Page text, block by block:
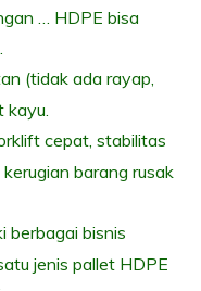
… HDPE bisa
(tidak ada rayap,
kayu.
cepat, stabilitas
barang rusak
berbagai bisnis
jenis pallet HDPE